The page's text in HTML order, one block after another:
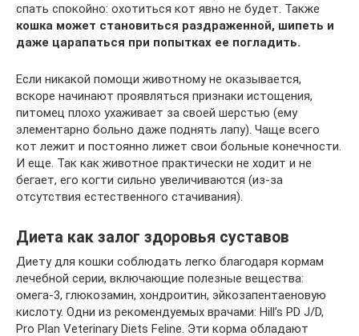
спать спокойно: охотиться кот явно не будет. Также
кошка может становиться раздраженной, шипеть и
даже царапаться при попытках ее погладить.
Если никакой помощи животному не оказывается,
вскоре начинают проявляться признаки истощения,
питомец плохо ухаживает за своей шерстью (ему
элементарно больно даже поднять лапу). Чаще всего
кот лежит и постоянно лижет свои больные конечности.
И еще. Так как животное практически не ходит и не
бегает, его когти сильно увеличиваются (из-за
отсутствия естественного стачивания).
Диета как залог здоровья суставов
Диету для кошки соблюдать легко благодаря кормам
лечебной серии, включающие полезные вещества:
омега-3, глюкозамин, хондроитин, эйкозапентаеновую
кислоту. Одни из рекомендуемых врачами: Hill’s PD J/D,
Pro Plan Veterinary Diets Feline. Эти корма обладают